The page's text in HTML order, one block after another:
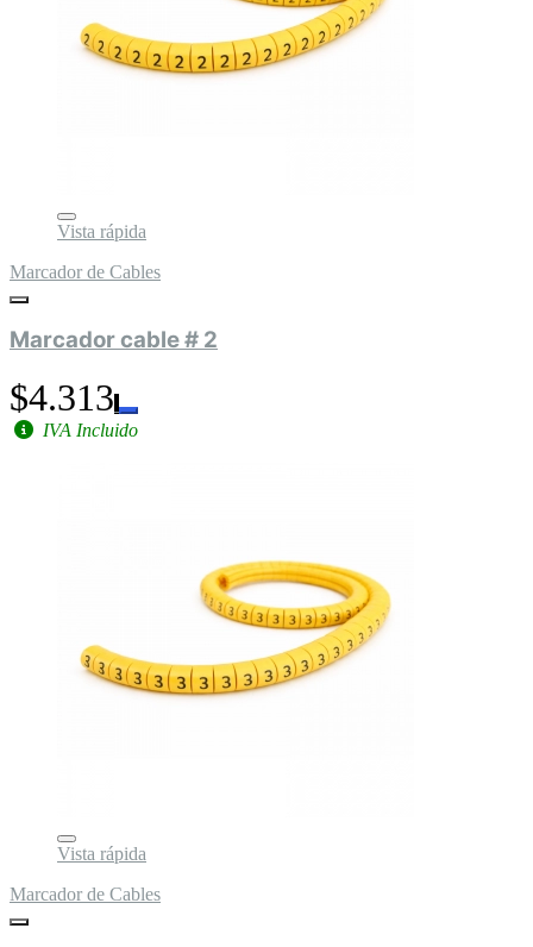
Vista rápida
Marcador de Cables
Marcador cable # 2
$4.313
IVA Incluido
Vista rápida
Marcador de Cables